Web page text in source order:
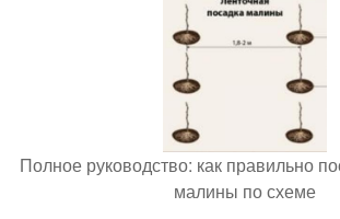
Полное руководство: как правильно
малины по схеме